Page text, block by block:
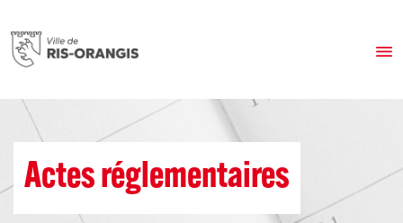
Actes réglementaires